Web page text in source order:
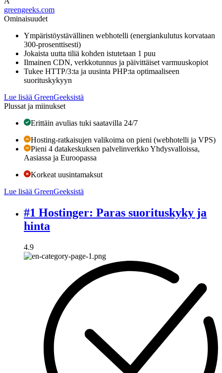
greengeeks.com
Ominaisuudet
Ympäristöystävällinen webhotelli (energiankulutus korvataan
300-prosenttisesti)
Jokaista uutta tiliä kohden istutetaan 1 puu
Ilmainen CDN, verkkotunnus ja päivittäiset varmuuskopiot
Tukee HTTP/3:ta ja uusinta PHP:ta optimaaliseen
suorituskykyyn
Lue lisää GreenGeeksistä
Plussat ja miinukset
Erittäin avulias tuki saatavilla 24/7
Hosting-ratkaisujen valikoima on pieni (webhotelli ja VPS)
Pieni 4 datakeskuksen palvelinverkko Yhdysvalloissa,
Aasiassa ja Euroopassa
Korkeat uusintamaksut
Lue lisää GreenGeeksistä
#1 Hostinger: Paras suorituskyky ja
hinta
4.9